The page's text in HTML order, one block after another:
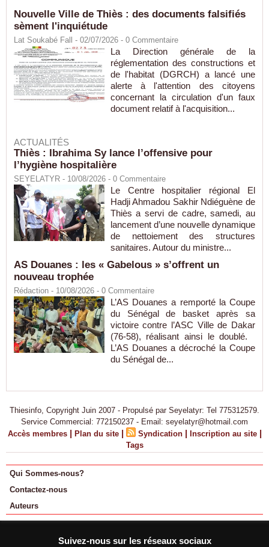
Nouvelle Ville de Thiès : des documents falsifiés
sèment l'inquiétude
Lat Soukabé Fall - 02/07/2026 - 0 Commentaire
La Direction générale de la
réglementation des constructions et
de l'habitat (DGRCH) a lancé une
alerte à l'attention des citoyens
concernant la circulation d'un faux
document relatif à l'acquisition...
ACTUALITÉS
Thiès : Ibrahima Sy lance l’offensive pour
l’hygiène hospitalière
SEYELATYR - 10/08/2026 - 0 Commentaire
Le Centre hospitalier régional El
Hadji Ahmadou Sakhir Ndiéguène de
Thiès a servi de cadre, samedi, au
lancement d’une nouvelle dynamique
de nettoiement des structures
sanitaires. Autour du ministre...
AS Douanes : les « Gabelous » s’offrent un
nouveau trophée
Rédaction - 10/08/2026 - 0 Commentaire
L’AS Douanes a remporté la Coupe
du Sénégal de basket après sa
victoire contre l’ASC Ville de Dakar
(76-58), réalisant ainsi le doublé.
L’AS Douanes a décroché la Coupe
du Sénégal de...
Thiesinfo, Copyright Juin 2007 - Propulsé par Seyelatyr: Tel 775312579.
Service Commercial: 772150237 - Email: seyelatyr@hotmail.com
Accès membres | Plan du site | Syndication | Inscription au site |
Tags
Qui Sommes-nous?
Contactez-nous
Auteurs
Suivez-nous sur les réseaux sociaux